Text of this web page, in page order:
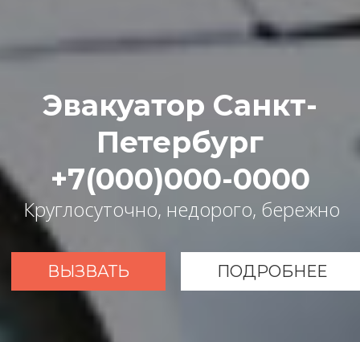
Эвакуатор Санкт-
Петербург
+7(000)000-0000
Круглосуточно, недорого, бережно
ВЫЗВАТЬ ПОДРОБНЕЕ